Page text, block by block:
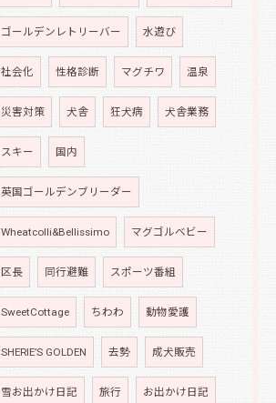
ゴールデンレトリーバー 水遊び
社会化 性格診断 マグチワ 温泉
災害対策 犬舎 狂犬病 犬舎業務
スキー 国内
英国ゴールデンブリーダー
Wheatcolli&Bellissimo マグゴルベビー
区長 同行避難 スポーツ番組
SweetCottage ちわわ 動物愛護
SHERIE’S GOLDEN 去勢 成犬販売
雪お出かけ日記 旅行 お出かけ日記